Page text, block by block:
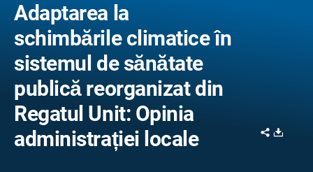
Adaptarea la
schimbările climatice în
sistemul de sănătate
publică reorganizat din
Regatul Unit: Opinia
administrației locale
Share